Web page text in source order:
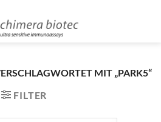
MIT „PARK5“
FILTER